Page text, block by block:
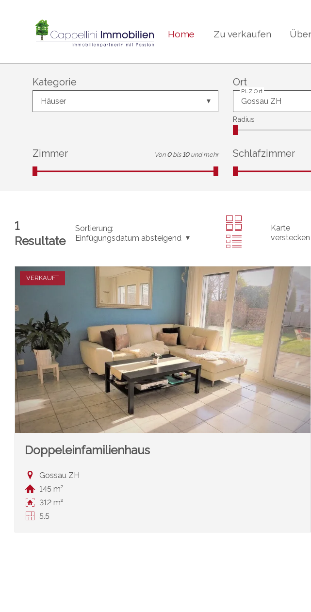
Home Zu verkaufen
Kategorie
Häuser
Ort
PLZ Ort
Radius
Zimmer Von 0 bis 10 und mehr Schlafzimmer
1
Resultate
Sortierung:
Einfügungsdatum absteigend
Karte
verstecken
VERKAUFT
Doppeleinfamilienhaus
Gossau ZH
145 m²
312 m²
5.5